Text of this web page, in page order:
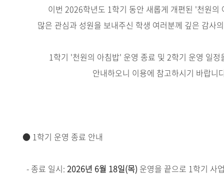
이번 2026학년도 1학기 동안 새롭게 개편된 '천원
많은 관심과 성원을 보내주신 학생 여러분께 깊은 감사
1학기 '천원의 아침밥' 운영 종료 및 2학기 운영 일
안내하오니 이용에 참고하시기 바랍니
● 1학기 운영 종료 안내
- 종료 일시: 2026년 6월 18일(목) 운영을 끝으로 1학기 사